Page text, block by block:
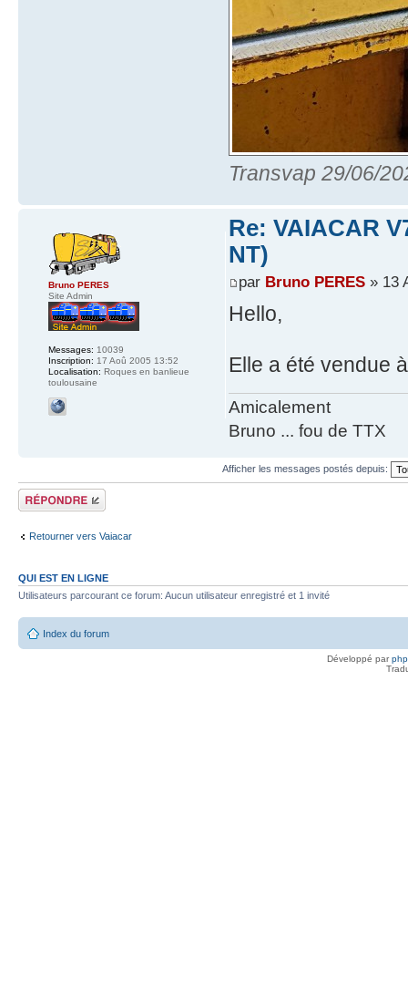
Transvap 29/06/
Re: VAIACAR
NT)
par Bruno PERES» 13
Hello,
Elle a été vendue
Amicalement
Bruno ... fou de TTX
Bruno PERES
Site Admin
Messages: 10039
Inscription: 17 Aoû 2005 13:52
Localisation: Roques en banlieue
toulousaine
Afficher les messages postés depuis:
Répondre
Retourner vers Vaiacar
QUI EST EN LIGNE
Utilisateurs parcourant ce forum: Aucun utilisateur enregistré et 1 invité
Index du forum
Développé par